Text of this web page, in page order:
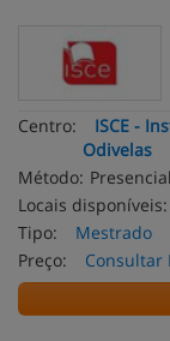
Centro:
ISCE -
Odivelas
Método: Presencial
Locais disponíveis:
Tipo:
Mestrado
Preço:
Consultar